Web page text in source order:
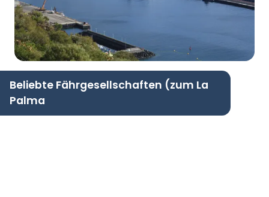
Beliebte Fährgesellschaften (zum La
Palma